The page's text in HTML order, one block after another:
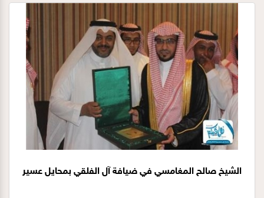
الشيخ صالح المغامسي في ضيافة آل الفلقي بمحايل عسير